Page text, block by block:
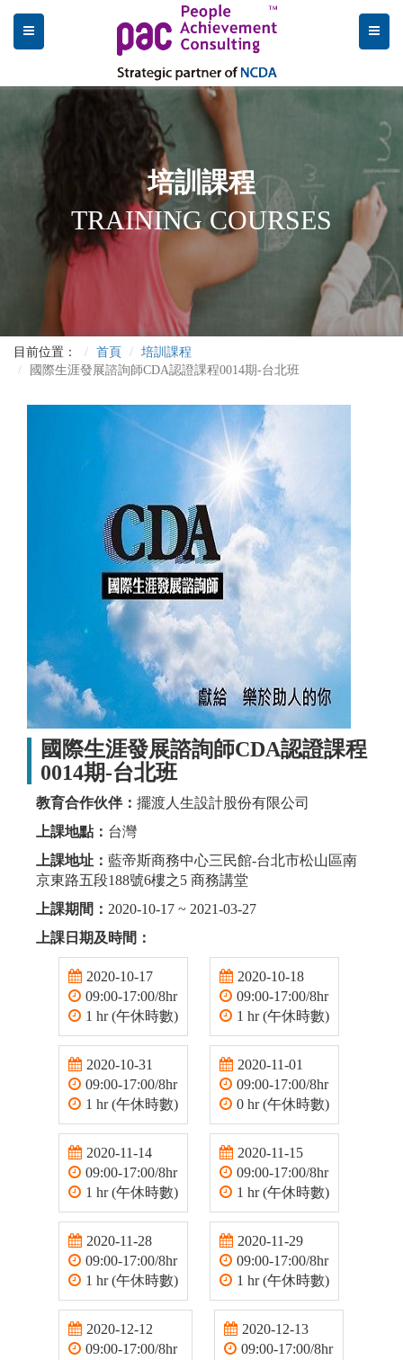
培訓課程
TRAINING COURSES
目前位置： 首頁
培訓課程
國際生涯發展諮詢師CDA認證課程0014期-台北班
國際生涯發展諮詢師CDA認證課程
0014期-台北班
教育合作伙伴： 擺渡人生設計股份有限公司
上課地點： 台灣
上課地址： 藍帝斯商務中心三民館-台北市松山區南
京東路五段188號6樓之5 商務講堂
上課期間： 2020-10-17 ~ 2021-03-27
上課日期及時間：
2020-10-17
09:00-17:00/8hr
1 hr (午休時數)
2020-10-18
09:00-17:00/8hr
1 hr (午休時數)
2020-10-31
09:00-17:00/8hr
1 hr (午休時數)
2020-11-01
09:00-17:00/8hr
0 hr (午休時數)
2020-11-14
09:00-17:00/8hr
1 hr (午休時數)
2020-11-15
09:00-17:00/8hr
1 hr (午休時數)
2020-11-28
09:00-17:00/8hr
1 hr (午休時數)
2020-11-29
09:00-17:00/8hr
1 hr (午休時數)
2020-12-12
09:00-17:00/8hr
2020-12-13
09:00-17:00/8hr